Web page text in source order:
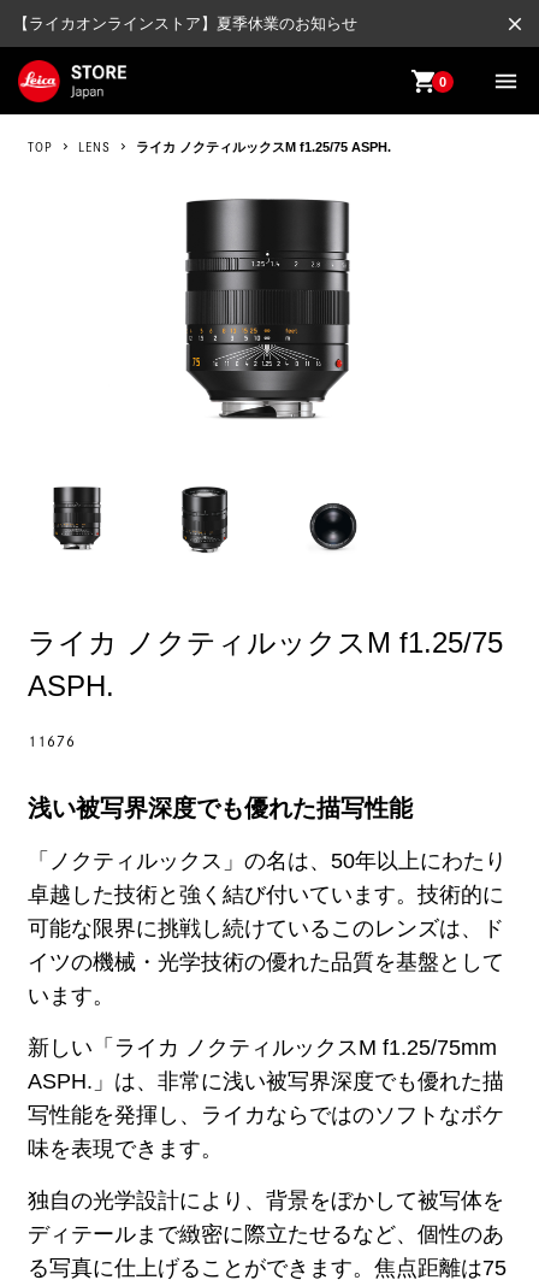
【ライカオンラインストア】夏季休業のお知らせ close
shopping_cart0 menu
TOP LENS ライカ ノクティルックスM f1.25/75 ASPH.
ライカ ノクティルックスM f1.25/75
ASPH.
11676
浅い被写界深度でも優れた描写性能
「ノクティルックス」の名は、50年以上にわたり
卓越した技術と強く結び付いています。技術的に
可能な限界に挑戦し続けているこのレンズは、ド
イツの機械・光学技術の優れた品質を基盤として
います。
新しい「ライカ ノクティルックスM f1.25/75mm
ASPH.」は、非常に浅い被写界深度でも優れた描
写性能を発揮し、ライカならではのソフトなボケ
味を表現できます。
独自の光学設計により、背景をぼかして被写体を
ディテールまで緻密に際立たせるなど、個性のあ
る写真に仕上げることができます。焦点距離は75